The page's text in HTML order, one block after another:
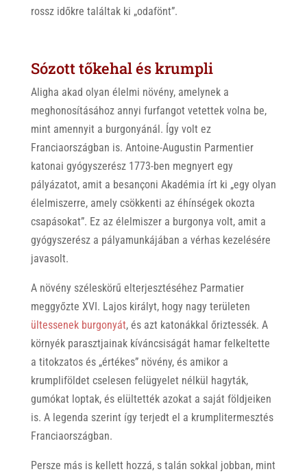
rossz időkre találtak ki „odafönt”.
Sózott tőkehal és krumpli
Aligha akad olyan élelmi növény, amelynek a
meghonosításához annyi furfangot vetettek volna be,
mint amennyit a burgonyánál. Így volt ez
Franciaországban is. Antoine-Augustin Parmentier
katonai gyógyszerész 1773-ben megnyert egy
pályázatot, amit a besançoni Akadémia írt ki „egy olyan
élelmiszerre, amely csökkenti az éhínségek okozta
csapásokat”. Ez az élelmiszer a burgonya volt, amit a
gyógyszerész a pályamunkájában a vérhas kezelésére
javasolt.
A növény széleskörű elterjesztéséhez Parmatier
meggyőzte XVI. Lajos királyt, hogy nagy területen
ültessenek burgonyát, és azt katonákkal őriztessék. A
környék parasztjainak kíváncsiságát hamar felkeltette
a titokzatos és „értékes” növény, és amikor a
krumpliföldet cselesen felügyelet nélkül hagyták,
gumókat loptak, és elültették azokat a saját földjeiken
is. A legenda szerint így terjedt el a krumplitermesztés
Franciaországban.
Persze más is kellett hozzá, s talán sokkal jobban, mint